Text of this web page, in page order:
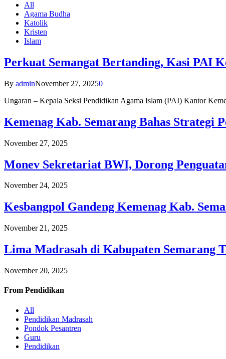
All
Agama Budha
Katolik
Kristen
Islam
Perkuat Semangat Bertanding, Kasi PAI
By adminNovember 27, 20250
Ungaran – Kepala Seksi Pendidikan Agama Islam (PAI) Kantor
Kemenag Kab. Semarang Bahas Strategi
November 27, 2025
Monev Sekretariat BWI, Dorong
November 24, 2025
Kesbangpol Gandeng Kemenag Kab.
November 21, 2025
Lima Madrasah di Kabupaten Semarang
November 20, 2025
From Pendidikan
All
Pendidikan Madrasah
Pondok Pesantren
Guru
Pendidikan